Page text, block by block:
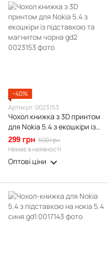
−40%
Артикул: 0023153
Чохол книжка з 3D принтом
для Nokia 5.4 з екошкіри із
підставкою та магнитом
чорна gd2
299 грн 500 грн
Немає в наявності
Оптові ціни